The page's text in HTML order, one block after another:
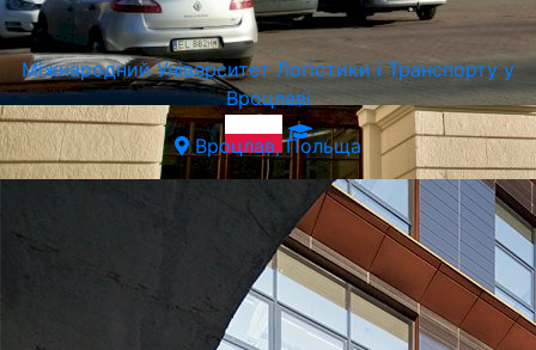
Вроцлавський Природничий Університет
Вроцлав, Польща
Міжнародний Університет Логістики і Транспорту у
Вроцлаві
Вроцлав, Польща